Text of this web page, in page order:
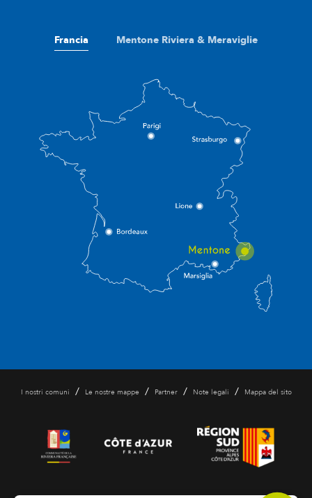
Francia Mentone Riviera & Meraviglie
I nostri comuni / Le nostre mappe / Partner / Note legali / Mappa del sito